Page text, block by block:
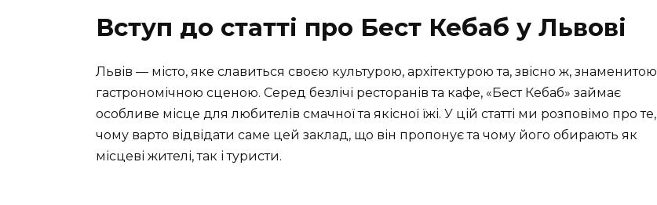
Вступ до статті про Бест Кебаб у Львові
Львів — місто, яке славиться своєю культурою, архітектурою та, звісно ж, знаменитою
гастрономічною сценою. Серед безлічі ресторанів та кафе, «Бест Кебаб» займає
особливе місце для любителів смачної та якісної їжі. У цій статті ми розповімо про те,
чому варто відвідати саме цей заклад, що він пропонує та чому його обирають як
місцеві жителі, так і туристи.